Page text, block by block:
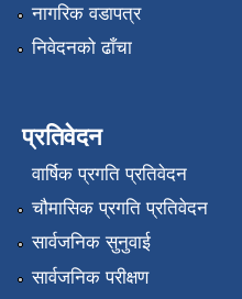
नागरिक वडापत्र
निवेदनको ढाँचा
प्रतिवेदन
वार्षिक प्रगति प्रतिवेदन
चौमासिक प्रगति प्रतिवेदन
सार्वजनिक सुनुवाई
सार्वजनिक परीक्षण